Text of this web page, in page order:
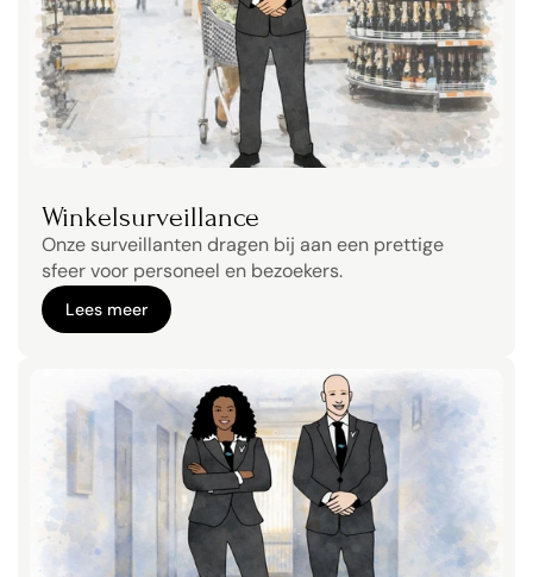
Winkelsurveillance
Onze surveillanten dragen bij aan een prettige
sfeer voor personeel en bezoekers.
Lees meer
Lees meer